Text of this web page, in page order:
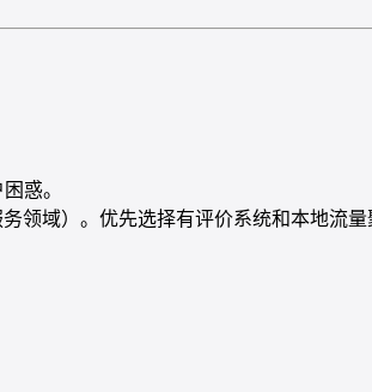
惑。
域）。优先选择有评价系统和本地流量